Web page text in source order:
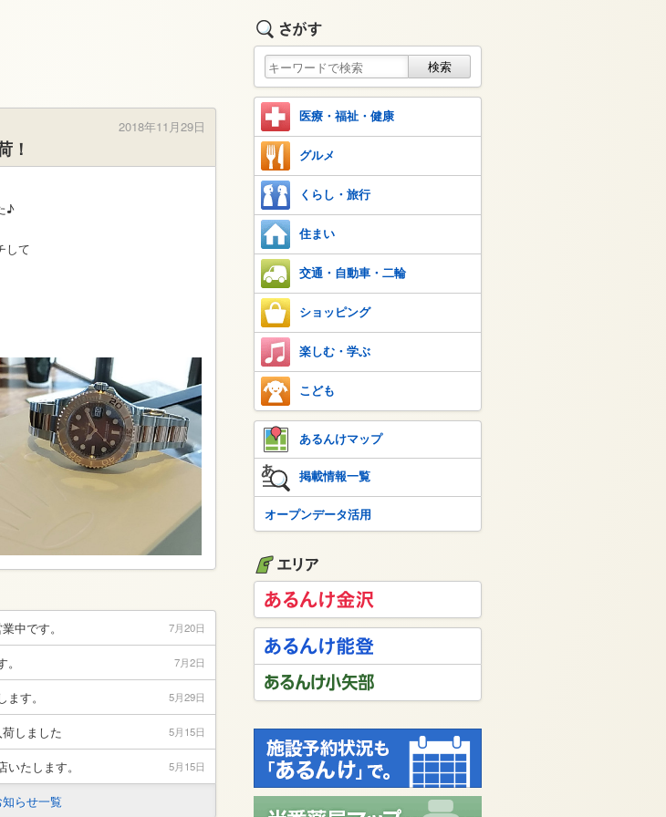
2018年11月29日
！
♪
して
7月20日
中です。
7月2日
5月29日
す。
5月15日
しました
5月15日
たします。
知らせ一覧
医療・福祉・健康
グルメ
くらし・旅行
住まい
交通・自動車・二輪
ショッピング
楽しむ・学ぶ
こども
あるんけマップ
掲載情報一覧
オープンデータ活用